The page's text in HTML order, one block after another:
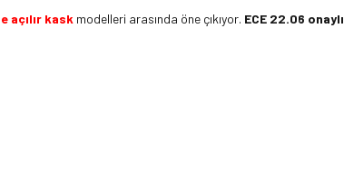
açılır kask modelleri arasında öne çıkıyor. ECE 22.06 onaylı